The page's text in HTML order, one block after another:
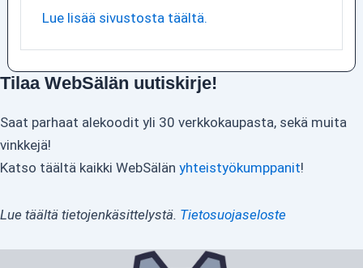
Lue lisää sivustosta täältä.
Tilaa WebSälän uutiskirje!
Saat parhaat alekoodit yli 30 verkkokaupasta, sekä muita
vinkkejä!
Katso täältä kaikki WebSälän yhteistyökumppanit!
Lue täältä tietojenkäsittelystä. Tietosuojaseloste